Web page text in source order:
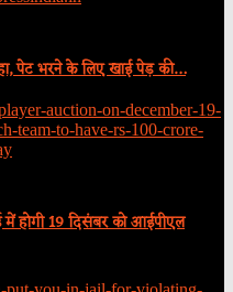
पेट भरने के लिए खाई पेड़ की…
होगी 19 दिसंबर को आईपीएल